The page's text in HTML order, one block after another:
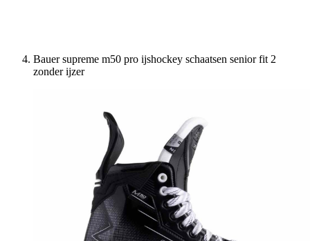
Bauer supreme m50 pro ijshockey schaatsen senior fit 2
zonder ijzer